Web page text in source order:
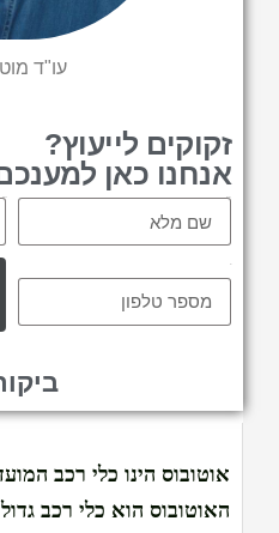
אוטובוס הינו כלי רכב
האוטובוס הוא כלי רכב
עו"ד
זקוקים לייעוץ?
אנחנו כאן